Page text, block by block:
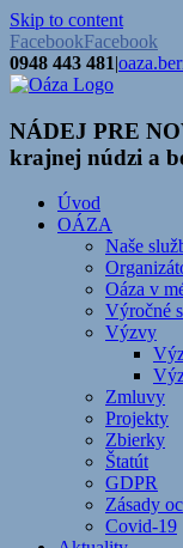
Skip to content
FacebookFacebook
0948 443 481|
NÁDEJ PRE
krajnej núdzi a
Úvod
OÁZA
Naše
Oáza v
Výročné
Výzvy
Zmluvy
Projekty
Zbierky
Štatút
GDPR
Zásady
Covid-19